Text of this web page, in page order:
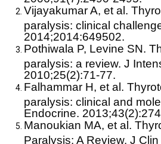
Vijayakumar A, et al.
paralysis: clinical
2014;2014:649502.
Pothiwala P, Levine SN.
paralysis: a review. J
2010;25(2):71-77.
Falhammar H, et al.
paralysis: clinical and
Endocrine.
Manoukian MA, et al.
Paralysis: A Review. J Clin